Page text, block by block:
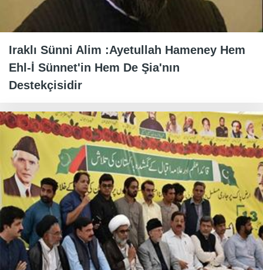
Iraklı Sünni Alim :Ayetullah Hameney Hem
Ehl-İ Sünnet'in Hem De Şia'nın
Destekçisidir